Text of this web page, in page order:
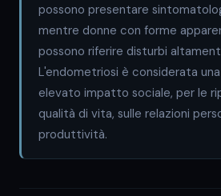
possono presentare
mentre donne con forme
possono riferire disturbi
L'endometriosi è considerata
elevato impatto sociale, per le
qualità di vita, sulle relazioni
produttività.